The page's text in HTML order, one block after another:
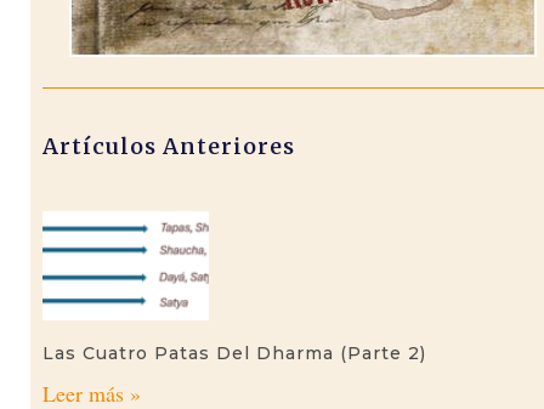
Artículos Anteriores
Las Cuatro Patas Del Dharma (parte 2)
Leer más »